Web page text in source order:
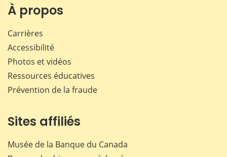
À propos
Carrières
Accessibilité
Photos et vidéos
Ressources éducatives
Prévention de la fraude
Sites affiliés
Musée de la Banque du Canada